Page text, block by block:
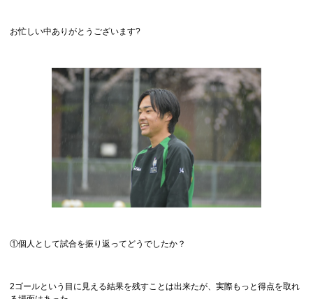
お忙しい中ありがとうございます?
①個人として試合を振り返ってどうでしたか？
2ゴールという目に見える結果を残すことは出来たが、実際もっと得点を取れ